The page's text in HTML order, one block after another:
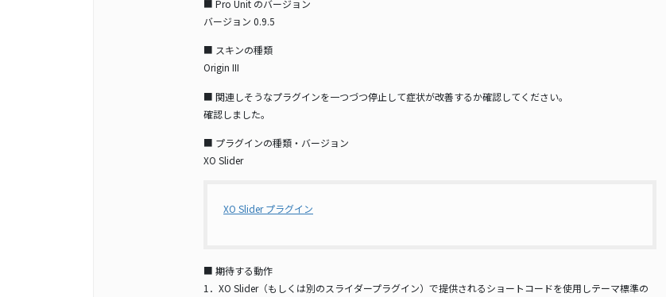
■ Pro Unit のバージョン
バージョン 0.9.5
■ スキンの種類
Origin III
■ 関連しそうなプラグインを一つづつ停止して症状が改善するか確認してください。
確認しました。
■ プラグインの種類・バージョン
XO Slider
XO Slider プラグイン
■ 期待する動作
1．XO Slider（もしくは別のスライダープラグイン）で提供されるショートコードを使用しテーマ標準の